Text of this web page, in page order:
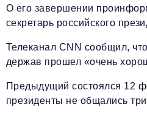
partner@business-
О его завершении
секретарь российского
Телеканал CNN сообщил,
держав прошел «очень
Предыдущий состоялся 12
президенты не общались три